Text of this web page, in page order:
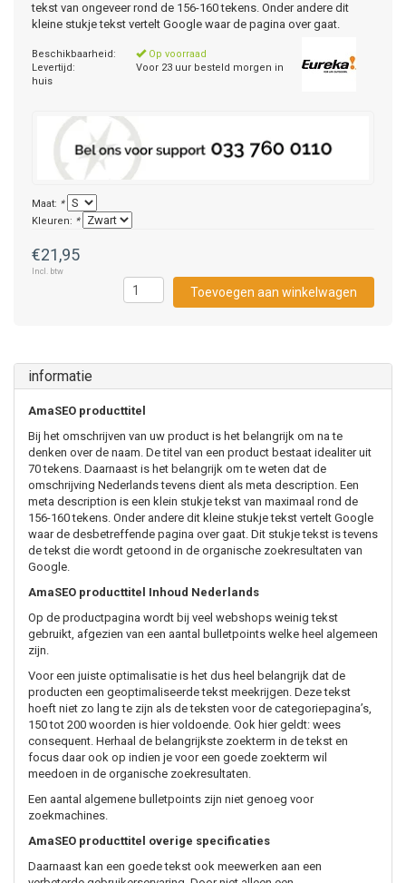
tekst van ongeveer rond de 156-160 tekens. Onder andere dit
kleine stukje tekst vertelt Google waar de pagina over gaat.
Beschikbaarheid:
Op voorraad
Levertijd:
Voor 23 uur besteld morgen in
huis
Maat: *
Kleuren: *
€21,95
Incl. btw
Toevoegen aan winkelwagen
informatie
AmaSEO producttitel
Bij het omschrijven van uw product is het belangrijk om na te
denken over de naam. De titel van een product bestaat idealiter uit
70 tekens. Daarnaast is het belangrijk om te weten dat de
omschrijving Nederlands tevens dient als meta description. Een
meta description is een klein stukje tekst van maximaal rond de
156-160 tekens. Onder andere dit kleine stukje tekst vertelt Google
waar de desbetreffende pagina over gaat. Dit stukje tekst is tevens
de tekst die wordt getoond in de organische zoekresultaten van
Google.
AmaSEO producttitel Inhoud Nederlands
Op de productpagina wordt bij veel webshops weinig tekst
gebruikt, afgezien van een aantal bulletpoints welke heel algemeen
zijn.
Voor een juiste optimalisatie is het dus heel belangrijk dat de
producten een geoptimaliseerde tekst meekrijgen. Deze tekst
hoeft niet zo lang te zijn als de teksten voor de categoriepagina’s,
150 tot 200 woorden is hier voldoende. Ook hier geldt: wees
consequent. Herhaal de belangrijkste zoekterm in de tekst en
focus daar ook op indien je voor een goede zoekterm wil
meedoen in de organische zoekresultaten.
Een aantal algemene bulletpoints zijn niet genoeg voor
zoekmachines.
AmaSEO producttitel overige specificaties
Daarnaast kan een goede tekst ook meewerken aan een